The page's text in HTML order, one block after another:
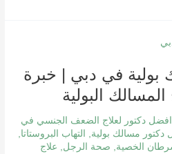
بولية في دبي | خبرة
البولية
افضل دكتور لعلاج الضعف الجنسي في
دكتور مسالك بولية, التهاب البروستاتا,
الخصية, صحة الرجل, علاج